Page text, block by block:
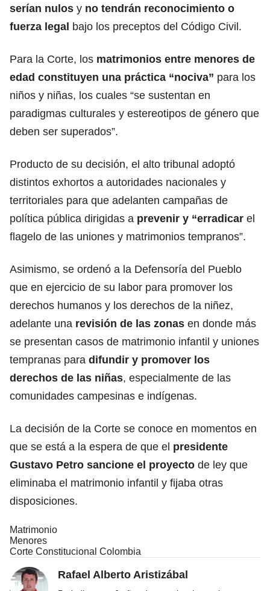
serían nulos y no tendrán reconocimiento o
fuerza legal bajo los preceptos del Código Civil.
Para la Corte, los matrimonios entre menores de
edad constituyen una práctica “nociva” para los
niños y niñas, los cuales “se sustentan en
paradigmas culturales y estereotipos de género que
deben ser superados”.
Producto de su decisión, el alto tribunal adoptó
distintos exhortos a autoridades nacionales y
territoriales para que adelanten campañas de
política pública dirigidas a prevenir y “erradicar el
flagelo de las uniones y matrimonios tempranos”.
Asimismo, se ordenó a la Defensoría del Pueblo
que en ejercicio de su labor para promover los
derechos humanos y los derechos de la niñez,
adelante una revisión de las zonas en donde más
se presentan casos de matrimonio infantil y uniones
tempranas para difundir y promover los
derechos de las niñas, especialmente de las
comunidades campesinas e indígenas.
La decisión de la Corte se conoce en momentos en
que se está a la espera de que el presidente
Gustavo Petro sancione el proyecto de ley que
eliminaba el matrimonio infantil y fijaba otras
disposiciones.
Matrimonio
Menores
Corte Constitucional Colombia
Rafael Alberto Aristizábal